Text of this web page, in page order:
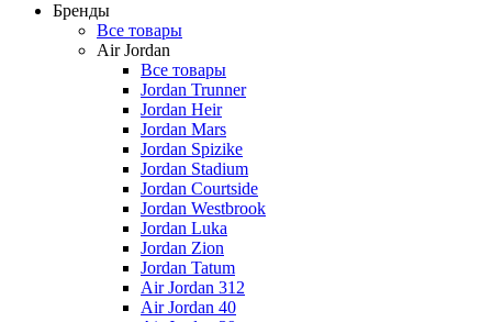
Бренды
Все товары
Air Jordan
Все товары
Jordan Trunner
Jordan Heir
Jordan Mars
Jordan Spizike
Jordan Stadium
Jordan Courtside
Jordan Westbrook
Jordan Luka
Jordan Zion
Jordan Tatum
Air Jordan 312
Air Jordan 40